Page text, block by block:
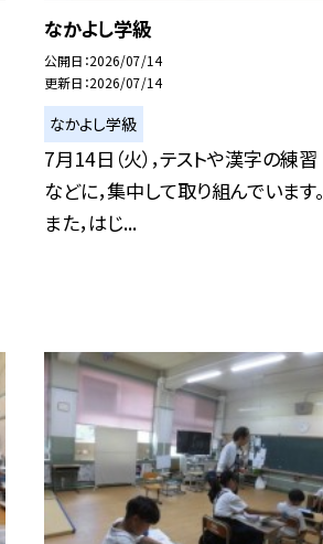
なかよし学級
公開日 2026/07/14
更新日 2026/07/14
なかよし学級
7月14日（火），テストや漢字の練習
などに，集中して取り組んでいます。
また，はじ...